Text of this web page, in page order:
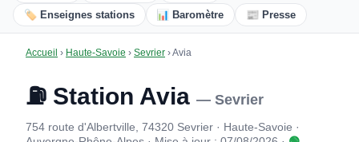
🏷️ Enseignes stations
📊 Baromètre 📰 Presse
Accueil › Haute-Savoie › Sevrier ›Avia
⛽ Station Avia — Sevrier
754 route d'Albertville, 74320 Sevrier · Haute-Savoie ·